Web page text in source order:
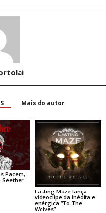
Mais do autor
Pacem,
Seether
Lasting Maze lança
videoclipe da inédita e
enérgica “To The
Wolves”